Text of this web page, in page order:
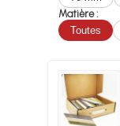
Matière :
Toutes